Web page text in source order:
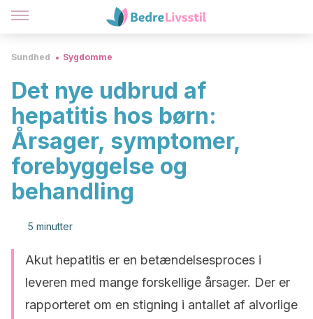
Sundhed Sygdomme
Det nye udbrud af
hepatitis hos børn:
Årsager, symptomer,
forebyggelse og
behandling
5 minutter
Akut hepatitis er en betændelsesproces i
leveren med mange forskellige årsager. Der er
rapporteret om en stigning i antallet af alvorlige